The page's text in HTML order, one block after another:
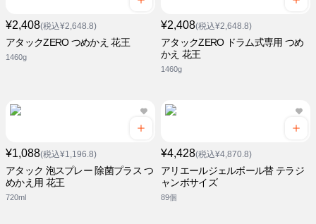
¥2,408(税込¥2,648.8)
アタックZERO つめかえ 花王
1460g
¥2,408(税込¥2,648.8)
アタックZERO ドラム式専用 つめ
かえ 花王
1460g
¥1,088(税込¥1,196.8)
アタック 泡スプレー 除菌プラス つ
めかえ用 花王
720ml
¥4,428(税込¥4,870.8)
アリエールジェルボール替 テラジ
ャンボサイズ
89個